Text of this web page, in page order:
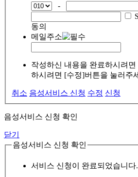
-
동의
메일주소
작성하신 내용을 완료하시려
하시려면 [수정]버튼을 눌러주
취소 음성서비스 신청 수정 신청
음성서비스 신청 확인
닫기
음성서비스 신청 확인
서비스 신청이 완료되었습니다.